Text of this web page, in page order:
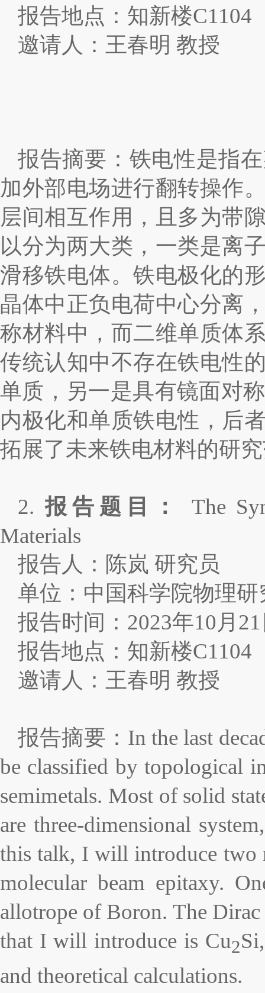
报告地点：知新楼C1104
邀请人：王春明 教授
报告摘要：铁电性是指
加外部电场进行翻转操作
层间相互作用，且多为带
以分为两大类，一类是离
滑移铁电体。铁电极化的
晶体中正负电荷中心分离
称材料中，而二维单质体
传统认知中不存在铁电性
单质，另一是具有镜面对
内极化和单质铁电性，后
拓展了未来铁电材料的研
2. 报告题目：
The
Materials
报告人：陈岚 研究员
单位：中国科学院物理研
报告时间： 2023年10月 21
报告地点：知新楼C1104
邀请人：王春明 教授
报告摘要： In the last
be classified by topological
semimetals. Most of solid
are three-dimensional
this talk, I will introduce two
molecular beam epitaxy.
allotrope of Boron. The
that I will introduce is Cu2
and theoretical calculations.